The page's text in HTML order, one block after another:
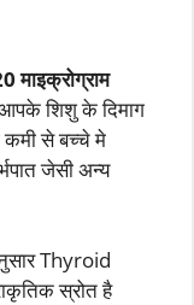
माइक्रोग्राम
शिशु के दिमाग
से बच्चे मे
जेसी अन्य
Thyroid
स्रोत है